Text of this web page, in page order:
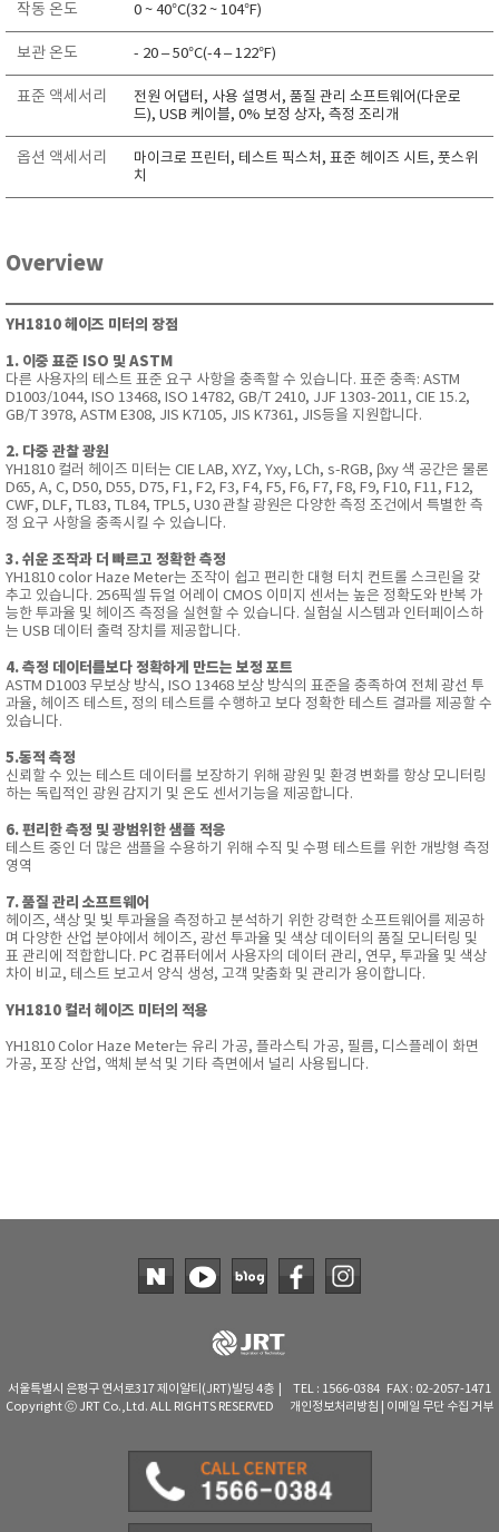
작동 온도 0 ~ 40°C(32 ~ 104°F)
보관 온도 - 20 – 50°C(-4 – 122°F)
표준 액세서리
전원 어댑터, 사용 설명서, 품질 관리 소프트웨어(다운로
드), USB 케이블, 0% 보정 상자, 측정 조리개
옵션 액세서리
마이크로 프린터, 테스트 픽스처, 표준 헤이즈 시트, 풋스위
치
Overview
YH1810 헤이즈 미터의 장점
1. 이중 표준 ISO 및 ASTM
다른 사용자의 테스트 표준 요구 사항을 충족할 수 있습니다. 표준 충족: ASTM
D1003/1044, ISO 13468, ISO 14782, GB/T 2410, JJF 1303-2011, CIE 15.2,
GB/T 3978, ASTM E308, JIS K7105, JIS K7361, JIS등을 지원합니다.
2. 다중 관찰 광원
YH1810 컬러 헤이즈 미터는 CIE LAB, XYZ, Yxy, LCh, s-RGB, βxy 색 공간은 물론
D65, A, C, D50, D55, D75, F1, F2, F3, F4, F5, F6, F7, F8, F9, F10, F11, F12,
CWF, DLF, TL83, TL84, TPL5, U30 관찰 광원은 다양한 측정 조건에서 특별한 측
정 요구 사항을 충족시킬 수 있습니다.
3. 쉬운 조작과 더 빠르고 정확한 측정
YH1810 color Haze Meter는 조작이 쉽고 편리한 대형 터치 컨트롤 스크린을 갖
추고 있습니다. 256픽셀 듀얼 어레이 CMOS 이미지 센서는 높은 정확도와 반복 가
능한 투과율 및 헤이즈 측정을 실현할 수 있습니다. 실험실 시스템과 인터페이스하
는 USB 데이터 출력 장치를 제공합니다.
4. 측정 데이터를보다 정확하게 만드는 보정 포트
ASTM D1003 무보상 방식, ISO 13468 보상 방식의 표준을 충족하여 전체 광선 투
과율, 헤이즈 테스트, 정의 테스트를 수행하고 보다 정확한 테스트 결과를 제공할 수
있습니다.
5.동적 측정
신뢰할 수 있는 테스트 데이터를 보장하기 위해 광원 및 환경 변화를 항상 모니터링
하는 독립적인 광원 감지기 및 온도 센서기능을 제공합니다.
6. 편리한 측정 및 광범위한 샘플 적응
테스트 중인 더 많은 샘플을 수용하기 위해 수직 및 수평 테스트를 위한 개방형 측정
영역
7. 품질 관리 소프트웨어
헤이즈, 색상 및 빛 투과율을 측정하고 분석하기 위한 강력한 소프트웨어를 제공하
며 다양한 산업 분야에서 헤이즈, 광선 투과율 및 색상 데이터의 품질 모니터링 및
표 관리에 적합합니다. PC 컴퓨터에서 사용자의 데이터 관리, 연무, 투과율 및 색상
차이 비교, 테스트 보고서 양식 생성, 고객 맞춤화 및 관리가 용이합니다.
YH1810 컬러 헤이즈 미터의 적용
YH1810 Color Haze Meter는 유리 가공, 플라스틱 가공, 필름, 디스플레이 화면
가공, 포장 산업, 액체 분석 및 기타 측면에서 널리 사용됩니다.
서울특별시 은평구 연서로317 제이알티(JRT)빌딩 4층 | TEL : 1566-0384 FAX : 02-2057-1471
Copyright ⓒ JRT Co.,Ltd. ALL RIGHTS RESERVED 개인정보처리방침 이메일 무단 수집 거부